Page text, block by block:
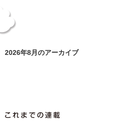
2026年8月のアーカイブ